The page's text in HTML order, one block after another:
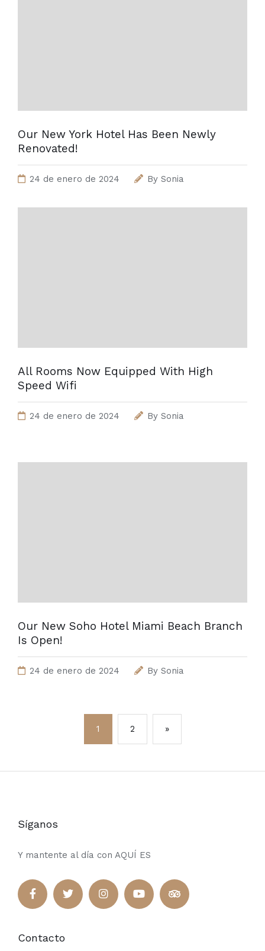
Our New York Hotel Has Been Newly
Renovated!
24 de enero de 2024 By Sonia
All Rooms Now Equipped With High
Speed Wifi
24 de enero de 2024 By Sonia
Our New Soho Hotel Miami Beach Branch
Is Open!
24 de enero de 2024 By Sonia
1 2 »
Síganos
Y mantente al día con AQUÍ ES
Contacto